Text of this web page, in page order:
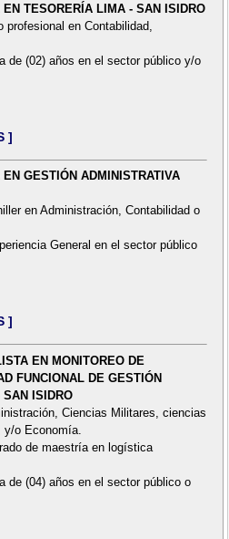
TESORERÍA LIMA - SAN ISIDRO
en Contabilidad,
de (02) años en el sector público y/o
]
GESTIÓN ADMINISTRATIVA
en Administración, Contabilidad o
General en el sector público
]
EN MONITOREO DE
FUNCIONAL DE GESTIÓN
SAN ISIDRO
Ciencias Militares, ciencias
o Economía.
de maestría en logística
de (04) años en el sector público o